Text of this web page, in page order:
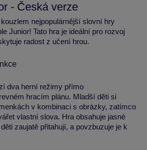
- Česká verze
nejpopulárnější slovní hry
Junior! Tato hra je ideální pro rozvoj
radost z učení hrou.
dva herní režimy přímo
hracím plánu. Mladší děti si
v kombinaci s obrázky, zatímco
vlastní slova. Hra obsahuje jasné
zaujatě přitahují, a povzbuzuje je k